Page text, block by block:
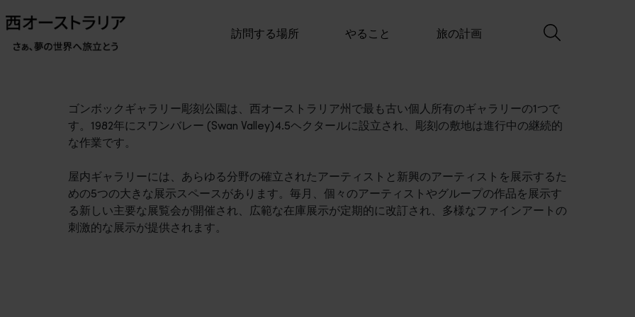
訪問する場所 やること 旅の計画
ゴンボックギャラリー彫刻公園は、西オーストラリア州で最も古い個人所有のギャラリーの1つで
す。1982年にスワンバレー (Swan Valley)4.5ヘクタールに設立され、彫刻の敷地は進行中の継続的
な作業です。
屋内ギャラリーには、あらゆる分野の確立されたアーティストと新興のアーティストを展示するた
めの5つの大きな展示スペースがあります。毎月、個々のアーティストやグループの作品を展示す
る新しい主要な展覧会が開催され、広範な在庫展示が定期的に改訂され、多様なファインアートの
刺激的な展示が提供されます。